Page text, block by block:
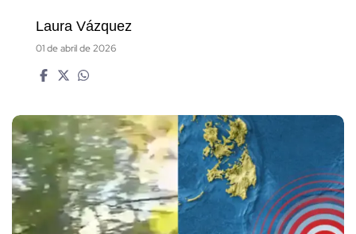
Laura Vázquez
01 de abril de 2026